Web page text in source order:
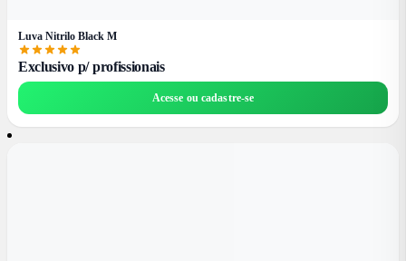
Luva Nitrilo Black M
Exclusivo p/ profissionais
Acesse ou cadastre-se